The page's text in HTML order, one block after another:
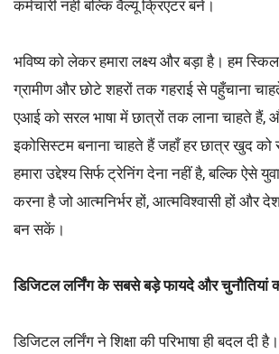
कर्मचारी नहीं बल्कि वैल्यू क्रिएटर बने।
भविष्य को लेकर हमारा लक्ष्य और बड़ा है। हम
ग्रामीण और छोटे शहरों तक गहराई से पहुँचाना
एआई को सरल भाषा में छात्रों तक लाना चाहते हैं,
इकोसिस्टम बनाना चाहते हैं जहाँ हर छात्र खुद
हमारा उद्देश्य सिर्फ ट्रेनिंग देना नहीं है, बल्कि ऐसे
करना है जो आत्मनिर्भर हों, आत्मविश्वासी हों और
बन सकें।
डिजिटल लर्निंग के सबसे बड़े फायदे और चुनौतियां
डिजिटल लर्निंग ने शिक्षा की परिभाषा ही बदल